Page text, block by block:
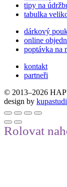
tipy na
tabulka
dárkový
online
poptávka na
kontakt
partneři
© 2013–2026
design by
Rolovat